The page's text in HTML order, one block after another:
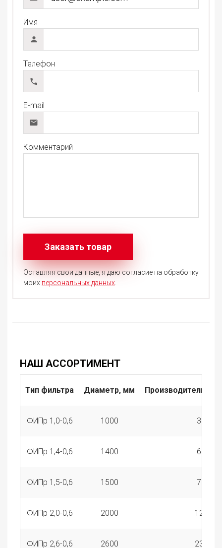
Имя
Телефон
E-mail
Комментарий
Оставляя свои данные, я даю согласие на обработку
моих персональных данных
НАШ АССОРТИМЕНТ
Тип фильтра Диаметр, мм
ФИПр 1,0-0,6 1000 32
ФИПр 1,4-0,6 1400 62
ФИПр 1,5-0,6 1500 72
ФИПр 2,0-0,6 2000 128
ФИПр 2,6-0,6 2600 230